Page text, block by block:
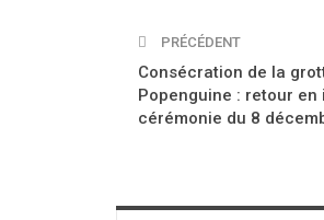
PRÉCÉDENT
Consécration de la
Popenguine : retour en
cérémonie du 8